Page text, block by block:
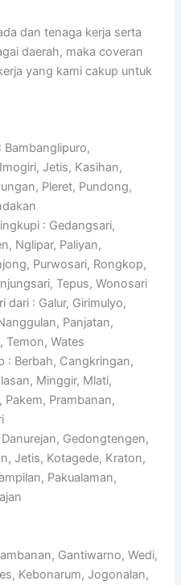
dan tenaga kerja serta
daerah, maka coveran
yang kami cakup untuk
Bambanglipuro,
Jetis, Kasihan,
Pleret, Pundong,
: Gedangsari,
Nglipar, Paliyan,
Purwosari, Rongkop,
Tepus, Wonosari
dari : Galur, Girimulyo,
Panjatan,
Temon, Wates
: Berbah, Cangkringan,
Minggir, Mlati,
Prambanan,
Gedongtengen,
Jetis, Kotagede, Kraton,
Pakualaman,
Gantiwarno, Wedi,
Kebonarum, Jogonalan,